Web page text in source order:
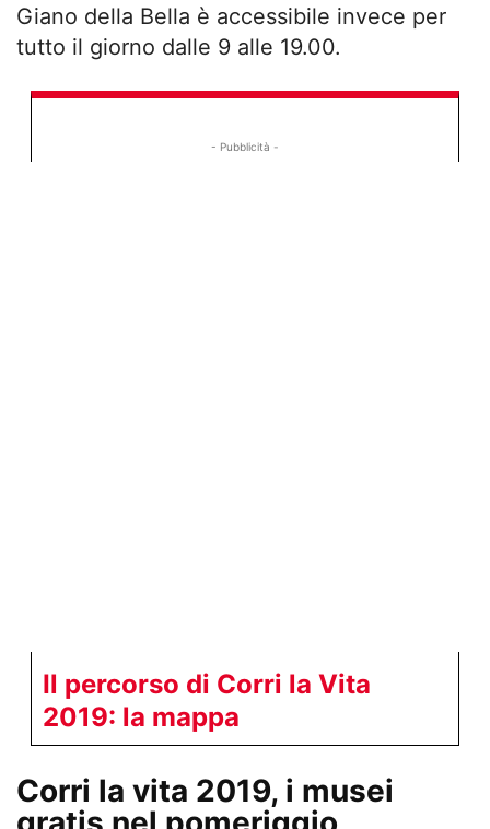
Giano della Bella è accessibile invece per
tutto il giorno dalle 9 alle 19.00.
- Pubblicità -
Il percorso di Corri la Vita
2019: la mappa
Corri la vita 2019, i musei